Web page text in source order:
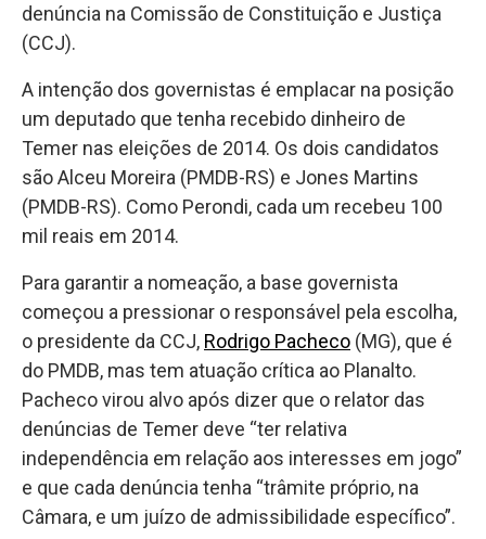
denúncia na Comissão de Constituição e Justiça
(CCJ).
A intenção dos governistas é emplacar na posição
um deputado que tenha recebido dinheiro de
Temer nas eleições de 2014. Os dois candidatos
são Alceu Moreira (PMDB-RS) e Jones Martins
(PMDB-RS). Como Perondi, cada um recebeu 100
mil reais em 2014.
Para garantir a nomeação, a base governista
começou a pressionar o responsável pela escolha,
o presidente da CCJ, Rodrigo Pacheco (MG), que é
do PMDB, mas tem atuação crítica ao Planalto.
Pacheco virou alvo após dizer que o relator das
denúncias de Temer deve “ter relativa
independência em relação aos interesses em jogo”
e que cada denúncia tenha “trâmite próprio, na
Câmara, e um juízo de admissibilidade específico”.